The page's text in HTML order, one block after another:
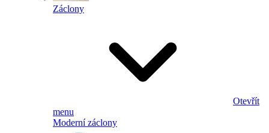
Záclony
Otevřít
menu
Moderní záclony